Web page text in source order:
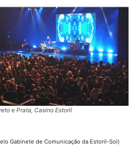
e Prata, Casino Estoril
Gabinete de Comunicação da Estoril-Sol)